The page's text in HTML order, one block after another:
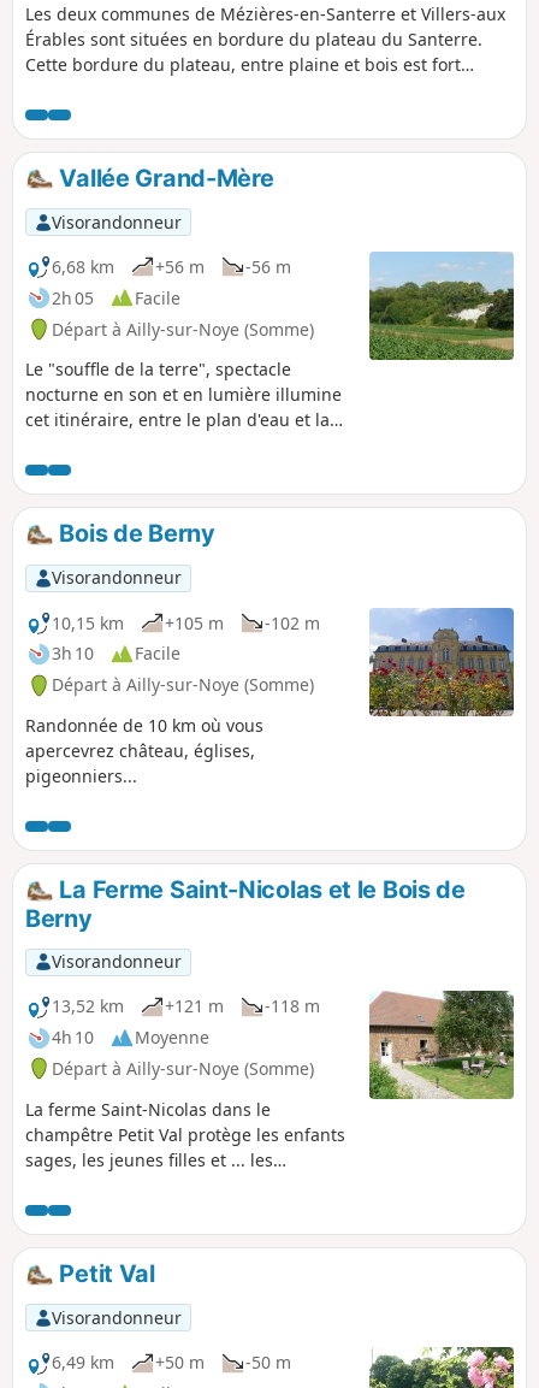
Les deux communes de Mézières-en-Santerre et Villers-aux
Érables sont situées en bordure du plateau du Santerre.
Cette bordure du plateau, entre plaine et bois est fort
avait un château jusqu’à la première guerre mondiale,
garde deux lieux remarquables de ce passé qui
agrémentent la randonnée.
Vallée Grand-Mère
Visorandonneur
6,68 km
+56 m
-56 m
2h 05
Facile
Départ à Ailly-sur-Noye (Somme)
Le "souffle de la terre", spectacle
nocturne en son et en lumière illumine
cet itinéraire, entre le plan d'eau et la
Bois de Berny
Visorandonneur
10,15 km
+105 m
-102 m
3h 10
Facile
Départ à Ailly-sur-Noye (Somme)
Randonnée de 10 km où vous
apercevrez château, églises,
pigeonniers...
La Ferme Saint-Nicolas et le Bois de
Berny
Visorandonneur
13,52 km
+121 m
-118 m
4h 10
Moyenne
Départ à Ailly-sur-Noye (Somme)
La ferme Saint-Nicolas dans le
champêtre Petit Val protège les enfants
sages, les jeunes filles et ... les
Petit Val
Visorandonneur
6,49 km
+50 m
-50 m